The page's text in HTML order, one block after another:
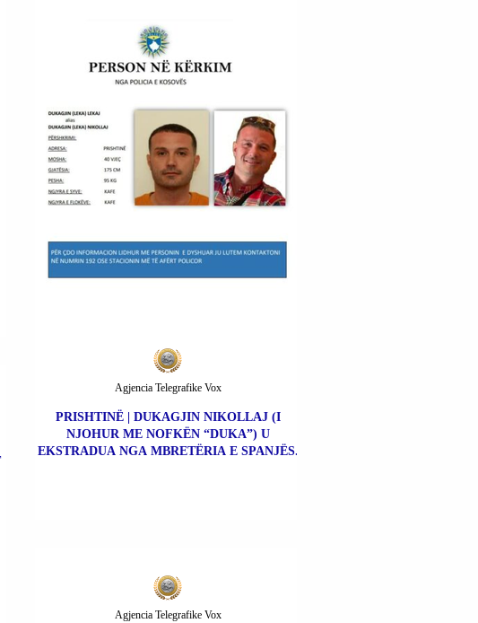
PRISHTINË | DUKAGJIN NIKOLLAJ (I
NJOHUR ME NOFKËN “DUKA”) U
EKSTRADUA NGA MBRETËRIA E SPANJËS.
Agjencia Telegrafike Vox
Agjencia Telegrafike Vox